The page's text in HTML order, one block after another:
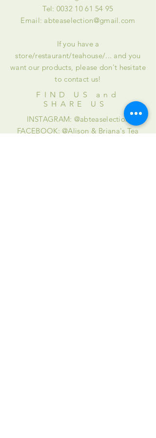
Tel: 0032 10 61 54 95
Email: abteaselection@gmail.com
If you have a
store/restaurant/teahouse/... and you
want our products, please don't hesitate
to contact us!
FIND US and
SHARE US
INSTAGRAM: @abteaselection
FACEBOOK: @Alison & Briana's Tea